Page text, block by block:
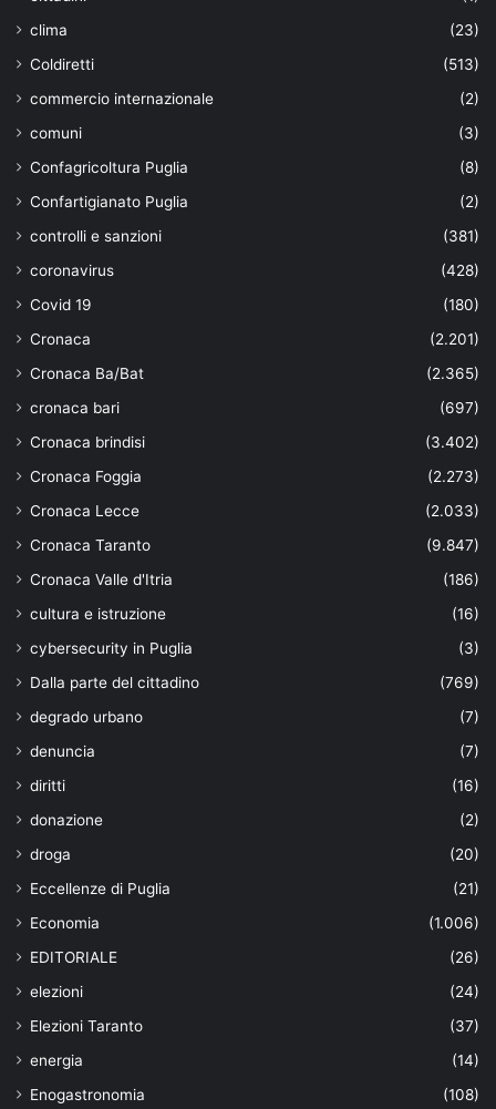
clima
(23)
Coldiretti
(513)
commercio internazionale
(2)
comuni
(3)
Confagricoltura Puglia
(8)
Confartigianato Puglia
(2)
controlli e sanzioni
(381)
coronavirus
(428)
Covid 19
(180)
Cronaca
(2.201)
Cronaca Ba/Bat
(2.365)
cronaca bari
(697)
Cronaca brindisi
(3.402)
Cronaca Foggia
(2.273)
Cronaca Lecce
(2.033)
Cronaca Taranto
(9.847)
Cronaca Valle d'Itria
(186)
cultura e istruzione
(16)
cybersecurity in Puglia
(3)
Dalla parte del cittadino
(769)
degrado urbano
(7)
denuncia
(7)
diritti
(16)
donazione
(2)
droga
(20)
Eccellenze di Puglia
(21)
Economia
(1.006)
EDITORIALE
(26)
elezioni
(24)
Elezioni Taranto
(37)
energia
(14)
Enogastronomia
(108)